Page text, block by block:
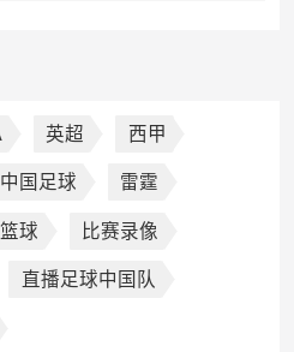
英超 西甲
中国足球 雷霆
球 比赛录像
直播足球中国队